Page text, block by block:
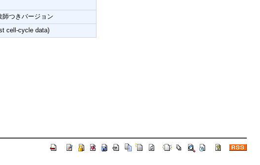
師つきバージョン
cell-cycle data)